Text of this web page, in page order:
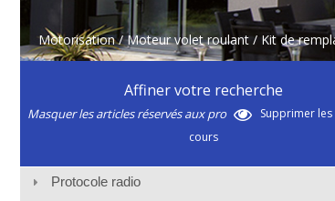
Motorisation /Moteur volet roulant / Kit de
Affiner votre recherche
Masquer les articles réservés aux pro
Supprimer
cours
Protocole radio